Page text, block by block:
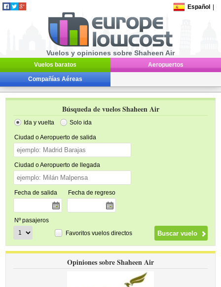
Español
Vuelos y opiniones sobre Shaheen Air
Vuelos baratos Aeropuertos
Compañías Aéreas
Búsqueda de vuelos Shaheen Air
Ida y vuelta Solo ida
Ciudad o Aeropuerto de salida
Ciudad o Aeropuerto de llegada
Fecha de salida Fecha de regreso
Nº pasajeros
Favoritos vuelos directos
Opiniones sobre Shaheen Air